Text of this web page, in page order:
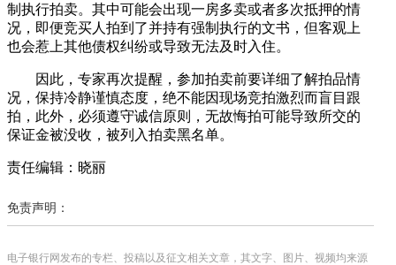
制执行拍卖。其中可能会出现一房多卖或者多次抵押的情
况，即便竞买人拍到了并持有强制执行的文书，但客观上
也会惹上其他债权纠纷或导致无法及时入住。
因此，专家再次提醒，参加拍卖前要详细了解拍品情
况，保持冷静谨慎态度，绝不能因现场竞拍激烈而盲目跟
拍，此外，必须遵守诚信原则，无故悔拍可能导致所交的
保证金被没收，被列入拍卖黑名单。
责任编辑：晓丽
免责声明：
电子银行网发布的专栏、投稿以及征文相关文章，其文字、图片、视频均来源